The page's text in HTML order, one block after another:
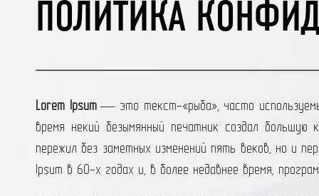
ПОЛИТИКА
Lorem Ipsum— это текст-«рыба», часто
время некий безымянный печатник создал
пережил без заметных изменений пять веков, но и
Ipsum в 60-х годах и, в более недавнее время,